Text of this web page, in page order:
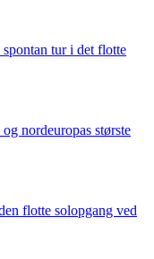
vælgestur i det flotte
nordeuropas største
flotte solopgang ved